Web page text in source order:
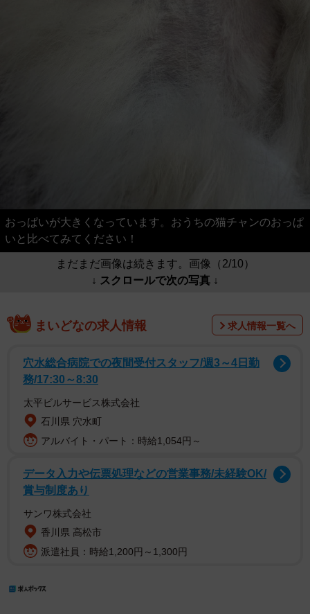
おっぱいが大きくなっています。おうちの猫チャンのおっぱ
いと比べてみてください！
まだまだ画像は続きます。画像（2/10）
↓ スクロールで次の写真 ↓
まいどなの求人情報 求人情報一覧へ
穴水総合病院での夜間受付スタッフ/週3～4日勤
務/17:30～8:30
太平ビルサービス株式会社
石川県 穴水町
アルバイト・パート：時給1,054円～
データ入力や伝票処理などの営業事務/未経験OK/
賞与制度あり
サンワ株式会社
香川県 高松市
派遣社員：時給1,200円～1,300円